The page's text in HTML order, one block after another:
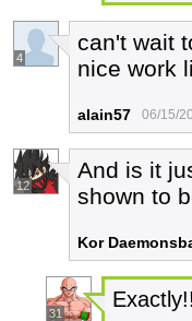
4
can't wait
nice work
alain57 06/15/
12
And is it
shown to
Kor
31